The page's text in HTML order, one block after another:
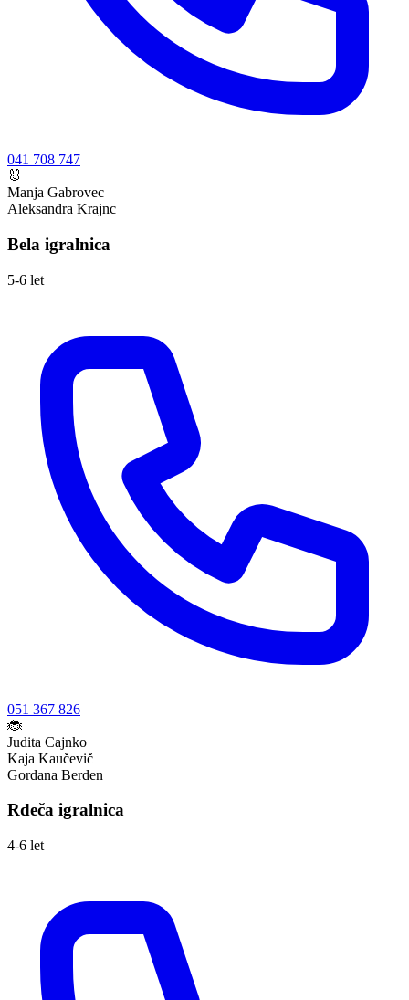
041 708 747
🐰
Manja Gabrovec
Aleksandra Krajnc
Bela igralnica
5-6 let
051 367 826
🐞
Judita Cajnko
Kaja Kaučevič
Gordana Berden
Rdeča igralnica
4-6 let